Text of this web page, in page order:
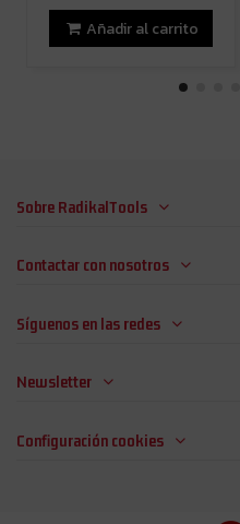
Añadir al carrito
Sobre RadikalTools
Contactar con nosotros
Síguenos en las redes
Newsletter
Configuración cookies